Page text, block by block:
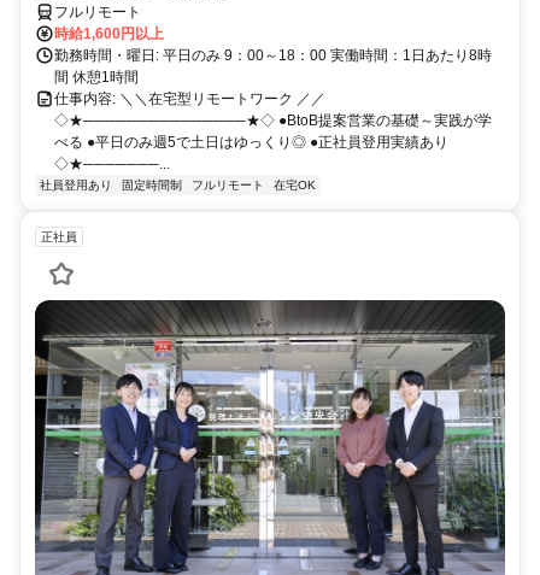
フルリモート
時給1,600円以上
勤務時間・曜日: 平日のみ 9：00～18：00 実働時間：1日あたり8時
間 休憩1時間
仕事内容: ＼＼在宅型リモートワーク ／／
◇★───────────────★◇ ●BtoB提案営業の基礎～実践が学
べる ●平日のみ週5で土日はゆっくり◎ ●正社員登用実績あり
◇★───────...
社員登用あり 固定時間制 フルリモート 在宅OK
正社員